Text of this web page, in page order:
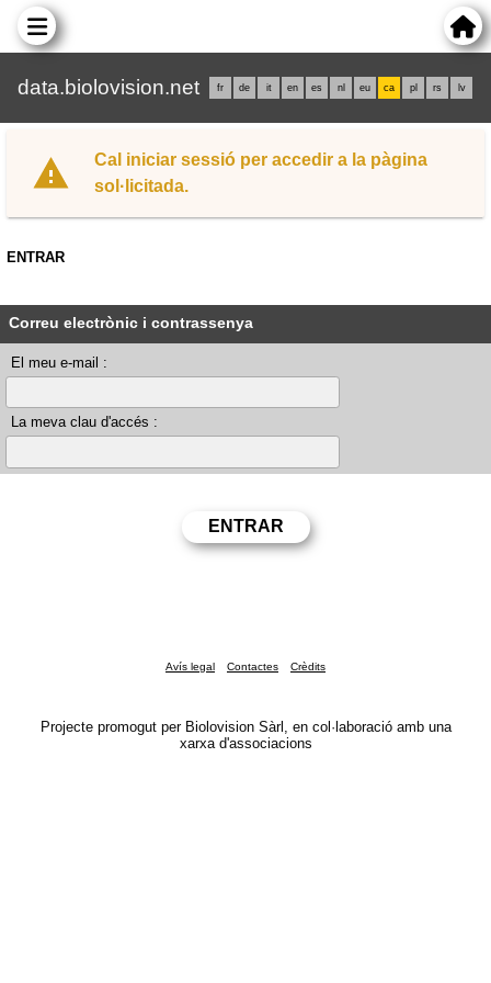
data.biolovision.net fr de it en es nl eu ca pl rs lv
Cal iniciar sessió per accedir a la pàgina
sol·licitada.
ENTRAR
Correu electrònic i contrassenya
El meu e-mail :
La meva clau d'accés :
Avís legal Contactes Crèdits
Projecte promogut per Biolovision Sàrl, en col·laboració amb una
xarxa d'associacions